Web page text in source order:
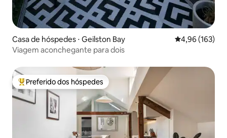
Casa de hóspedes ⋅ Geilston Bay 4,96 de uma
4,96 (163)
Viagem aconchegante para dois
Entre os melhores preferidos dos hóspedes
Preferido dos hóspedes